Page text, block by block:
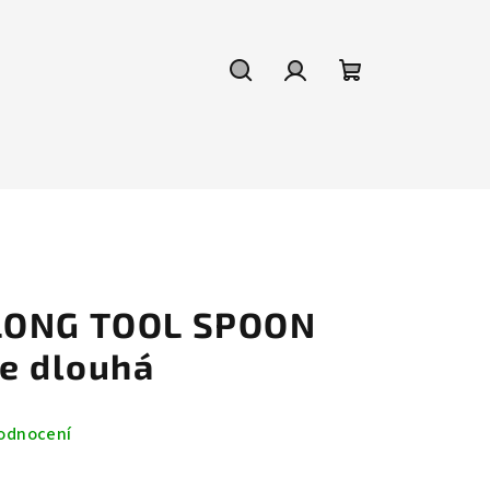
TOOL SPOON
dlouhá